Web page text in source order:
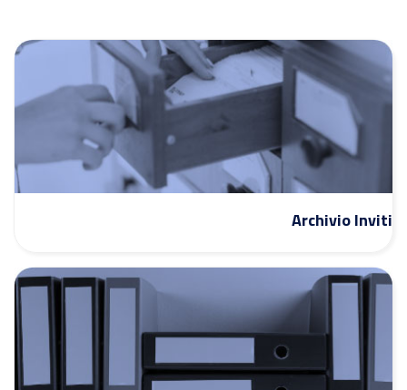
Archivio Inviti